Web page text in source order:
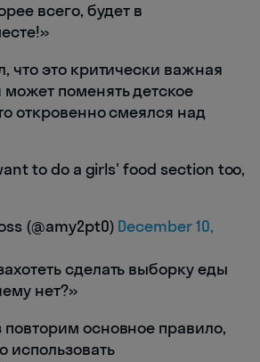
всего, будет в
что это критически важная
поменять детское
откровенно смеялся над
to do a girls' food section too,
(@amy2pt0) December 10,
сделать выборку еды
нет?»
основное правило,
использовать